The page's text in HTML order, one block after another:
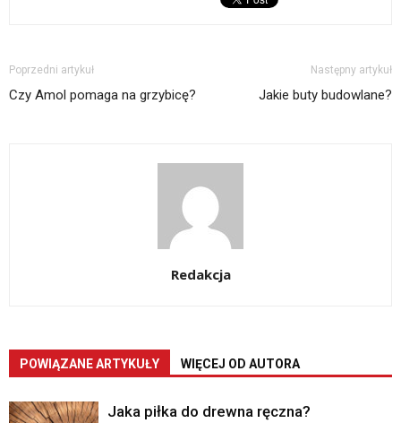
Poprzedni artykuł
Czy Amol pomaga na grzybicę?
Następny artykuł
Jakie buty budowlane?
Redakcja
POWIĄZANE ARTYKUŁY WIĘCEJ OD AUTORA
Jaka piłka do drewna ręczna?